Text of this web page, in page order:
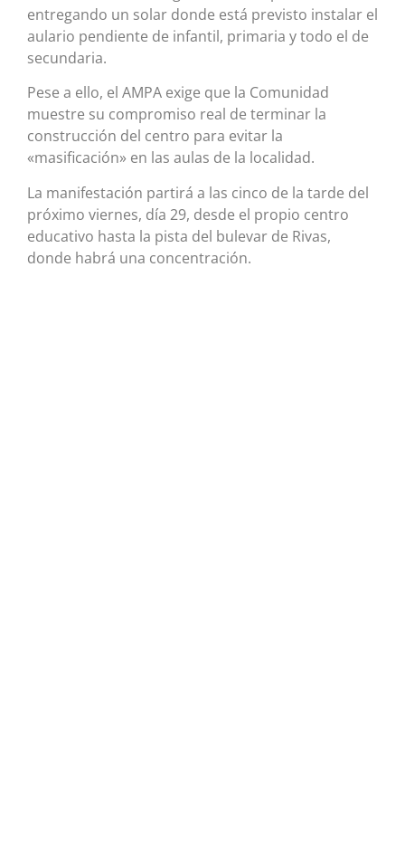
entregando un solar donde está previsto instalar el
aulario pendiente de infantil, primaria y todo el de
secundaria.
Pese a ello, el AMPA exige que la Comunidad
muestre su compromiso real de terminar la
construcción del centro para evitar la
«masificación» en las aulas de la localidad.
La manifestación partirá a las cinco de la tarde del
próximo viernes, día 29, desde el propio centro
educativo hasta la pista del bulevar de Rivas,
donde habrá una concentración.